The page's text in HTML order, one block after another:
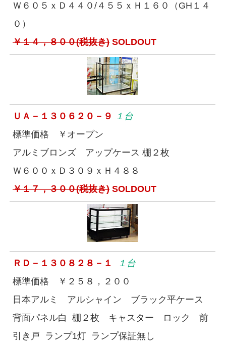
Ｗ６０５ｘＤ４４０/４５５ｘＨ１６０（GH１４
０）
￥１４，８００(税抜き) SOLDOUT
ＵＡ－１３０６２０－９ １台
標準価格 ￥オープン
アルミブロンズ アップケース 棚２枚
Ｗ６００ｘＤ３０９ｘＨ４８８
￥１７，３００(税抜き) SOLDOUT
ＲＤ－１３０８２８－１
１台
標準価格 ￥２５８，２００
日本アルミ アルシャイン ブラック平ケース
背面パネル白 棚２枚 キャスター ロック 前
引き戸 ランプ1灯 ランプ保証無し